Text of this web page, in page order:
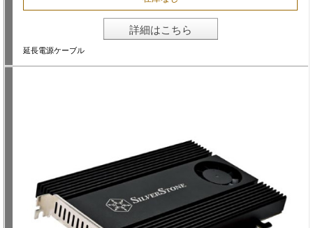
詳細はこちら
延長電源ケーブル